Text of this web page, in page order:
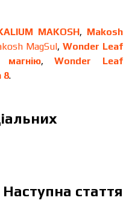
MAKOSH, Makosh
MagSul, Wonder Leaf
магнію,Wonder Leaf
8.
Наступна стаття